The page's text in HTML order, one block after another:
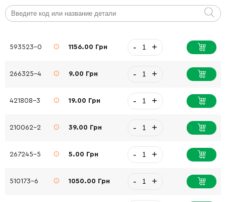
593523-0 1156.00 Грн - +
266325-4 9.00 Грн - +
421808-3 19.00 Грн - +
210062-2 39.00 Грн - +
267245-5 5.00 Грн - +
510173-6 1050.00 Грн - +